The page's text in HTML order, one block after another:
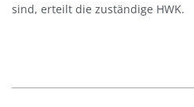
sind, erteilt die zuständige HWK.